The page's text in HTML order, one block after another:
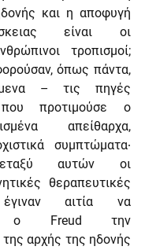
και η αποφυγή
είναι οι
τροπισμοί;
όπως πάντα,
– τις πηγές
προτιμούσε ο
απείθαρχα,
συμπτώματα∙
αυτών οι
θεραπευτικές
έγιναν αιτία να
ο Freud την
αρχής της ηδονής